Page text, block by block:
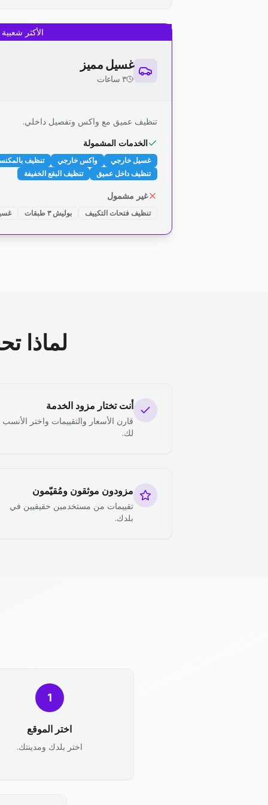
الأكثر شعبية
غسيل مميز
٣ ساعات
تنظيف عميق مع واكس وتفصيل داخلي.
الخدمات المشمولة
غسيل خارجي واكس خارجي
تنظيف
تنظيف داخل عميق
تنظيف البقع الخفيفة
غير مشمول
تنظيف فتحات التكييف بوليش ٣ طبقات
لماذا
أنت تختار مزود الخدمة
قارن الأسعار والتقييمات واختر الأنسب
لك.
مزودون موثقون ومُقيّمون
تقييمات من مستخدمين حقيقيين في
بلدك.
1
اختر الموقع
اختر بلدك ومدينتك.